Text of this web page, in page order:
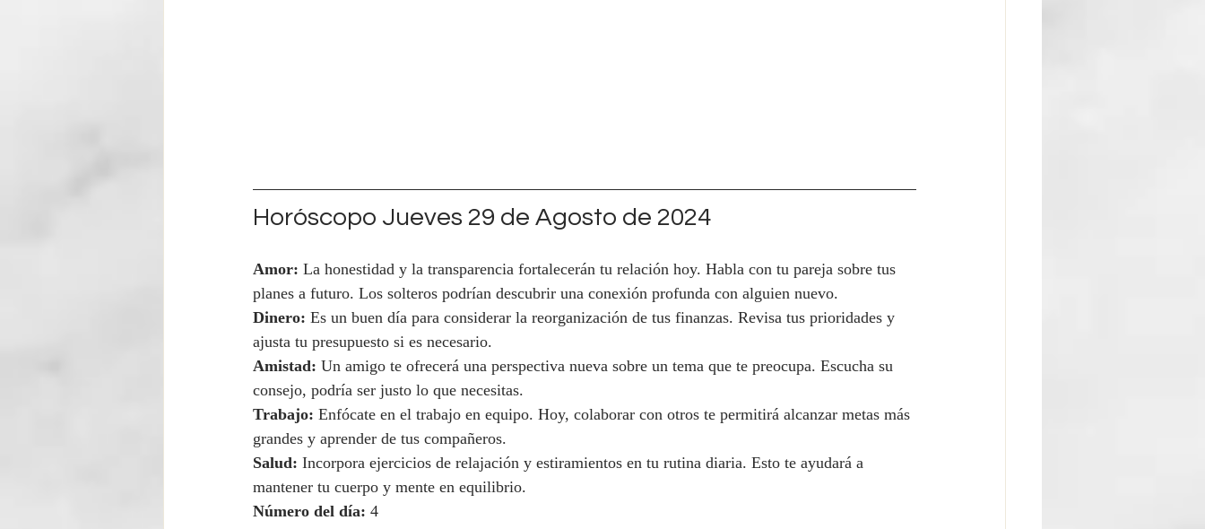
Horóscopo Jueves 29 de Agosto de 2024
Amor: La honestidad y la transparencia fortalecerán tu relación hoy. Habla con tu pareja sobre tus
planes a futuro. Los solteros podrían descubrir una conexión profunda con alguien nuevo.
Dinero: Es un buen día para considerar la reorganización de tus finanzas. Revisa tus prioridades y
ajusta tu presupuesto si es necesario.
Amistad: Un amigo te ofrecerá una perspectiva nueva sobre un tema que te preocupa. Escucha su
consejo, podría ser justo lo que necesitas.
Trabajo: Enfócate en el trabajo en equipo. Hoy, colaborar con otros te permitirá alcanzar metas más
grandes y aprender de tus compañeros.
Salud: Incorpora ejercicios de relajación y estiramientos en tu rutina diaria. Esto te ayudará a
mantener tu cuerpo y mente en equilibrio.
Número del día: 4